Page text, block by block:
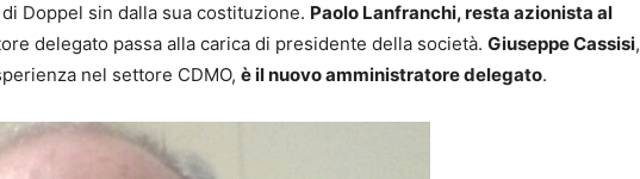
Doppel sin dalla sua costituzione. Paolo Lanfranchi, resta azionista al
delegato passa alla carica di presidente della società. Giuseppe Cassisi,
nel settore CDMO, è il nuovo amministratore delegato.